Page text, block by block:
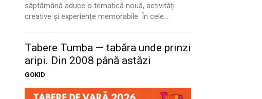
săptămână aduce o tematică nouă, activități
creative și experiențe memorabile. În cele...
Tabere Tumba — tabăra unde prinzi
aripi. Din 2008 până astăzi
GOKID